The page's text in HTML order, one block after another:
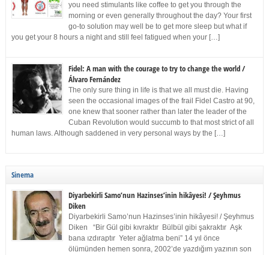
you need stimulants like coffee to get you through the
morning or even generally throughout the day? Your first
go-to solution may well be to get more sleep but what if
you get your 8 hours a night and still feel fatigued when your […]
Fidel: A man with the courage to try to change the world /
Álvaro Fernández
The only sure thing in life is that we all must die. Having
seen the occasional images of the frail Fidel Castro at 90,
one knew that sooner rather than later the leader of the
Cuban Revolution would succumb to that most strict of all
human laws. Although saddened in very personal ways by the […]
Sinema
Diyarbekirli Samo’nun Hazinses’inin hikâyesi! / Şeyhmus
Diken
Diyarbekirli Samo’nun Hazinses’inin hikâyesi! / Şeyhmus
Diken “Bir Gül gibi kıvraktır Bülbül gibi şakraktır Aşk
bana ızdıraptır Yeter ağlatma beni” 14 yıl önce
ölümünden hemen sonra, 2002’de yazdığım yazının son